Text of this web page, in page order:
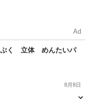
Ad
く 立体 めんたいパ
8月8日